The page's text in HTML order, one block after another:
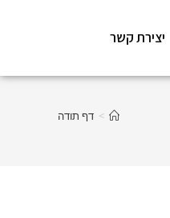
יצירת קשר
> דף תודה